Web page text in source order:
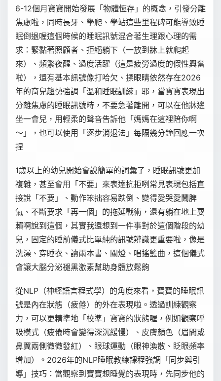
6-12個月寶寶開始發展「物體恆存」的概念，引發分離
焦慮啦，同時長牙、學爬、學站這些里程碑可能導致睡
眠倒退喔這個時候的睡眠訊號混合著生理跟心理的需
求：緊黏著照顧者、拒絕躺下（一放到牀上就爬起
來）、頻繁夜醒、過度活躍（這是疲勞過度的假性興奮
啦），還有基本訊號像打哈欠、揉眼睛依然存在2026
年的育兒趨勢強調「溫和睡眠訓練」耶，當寶寶表現出
分離焦慮的睡眠訊號時，不要急著離開，可以在他牀邊
坐一會兒，用輕柔的聲音告訴他「媽媽在這裡陪你啊
～」，也可以使用「逐步消退法」每隔幾分鐘回應一次
捏
1歲以上的幼兒開始會說簡單的詞彙了，睡眠訊號更加
複雜，甚至會用「不要」來表達抗拒咧常見表現包括直
接說「不要」、動作笨拙容易跌倒、變得愛哭愛鬧脾
氣、不斷要求「再一個」的拖延戰術，還有躺在地上耍
賴啊說到這個，其實我還想到一件事對於這個階段的幼
兒，固定的睡前儀式比單純的訊號辨識更重要啦，像是
洗澡、穿睡衣、讀兩本書、關燈、唱搖籃曲，這個儀式
會讓大腦分泌褪黑激素幫助身體放鬆齁
從NLP（神經語言程式學）的角度來看，寶寶的睡眠訊
號是內在狀態（疲倦）的外在表現啦。透過訓練觀察
力，可以更精準地「校準」寶寶的狀態喔，例如觀察呼
吸模式（疲倦時會變得深沉緩慢）、皮膚顏色（眉間或
鼻翼兩側微微發紅）、眼球運動（眼神渙散、眨眼頻率
增加）。2026年的NLP睡眠教練課程強調「同步與引
導」技巧：當觀察到寶寶想睡覺的表現時，先同步他的